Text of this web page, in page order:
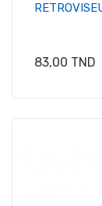
Prix
83,00 TND